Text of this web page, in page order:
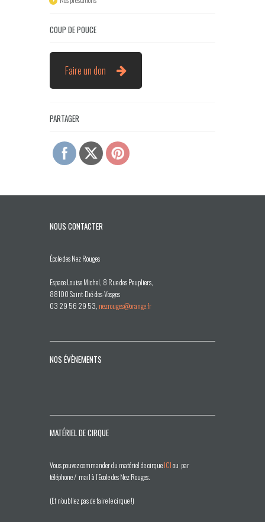
COUP DE POUCE
Faire un don
PARTAGER
NOUS CONTACTER
École des Nez Rouges
Espace Louise Michel, 8 Rue des Peupliers,
88100 Saint-Dié-des-Vosges
03 29 56 29 53, nezrouges@orange.fr
NOS ÉVÈNEMENTS
MATÉRIEL DE CIRQUE
Vous pouvez commander du matériel de cirqueICIou par
téléphone / mail à l’Ecole des Nez Rouges.
(Et n’oubliez pas de faire le cirque !)